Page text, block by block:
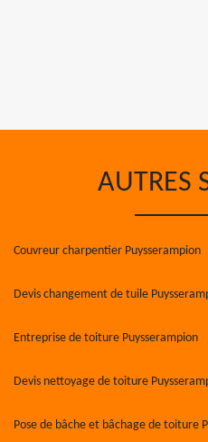
AUTRES
Couvreur charpentier Puysserampion
Devis changement de tuile
Entreprise de toiture Puysserampion
Devis nettoyage de toiture
Pose de bâche et bâchage de toiture